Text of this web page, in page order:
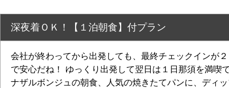
深夜着ＯＫ！【１泊朝食】付プラン
会社が終わってから出発しても、最終チェックインが
で安心だね！ ゆっくり出発して翌日は１日那須を満喫
ナザルボンジュの朝食、人気の焼きたてパンに、ディ